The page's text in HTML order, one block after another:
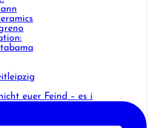
euer Feind – es i